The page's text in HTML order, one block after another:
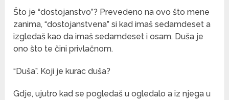
Što je “dostojanstvo”? Prevedeno na ovo što mene
zanima, “dostojanstvena” si kad imaš sedamdeset a
izgledaš kao da imaš sedamdeset i osam. Duša je
ono što te čini privlačnom.
“Duša”. Koji je kurac duša?
Gdje, ujutro kad se pogledaš u ogledalo a iz njega u